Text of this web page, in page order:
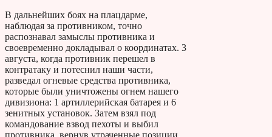
В дальнейших боях на плацдарме,
наблюдая за противником, точно
распознавал замыслы противника и
своевременно докладывал о координатах. 3
августа, когда противник перешел в
контратаку и потеснил наши части,
разведал огневые средства противника,
которые были уничтожены огнем нашего
дивизиона: 1 артиллерийская батарея и 6
зенитных установок. Затем взял под
командование взвод пехоты и выбил
противника, вернув утраченные позиции.